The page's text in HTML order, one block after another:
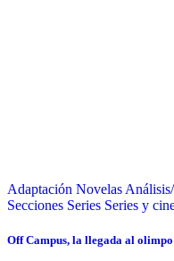
Adaptación Novelas
Secciones Series Series y
Off Campus, la llegada al